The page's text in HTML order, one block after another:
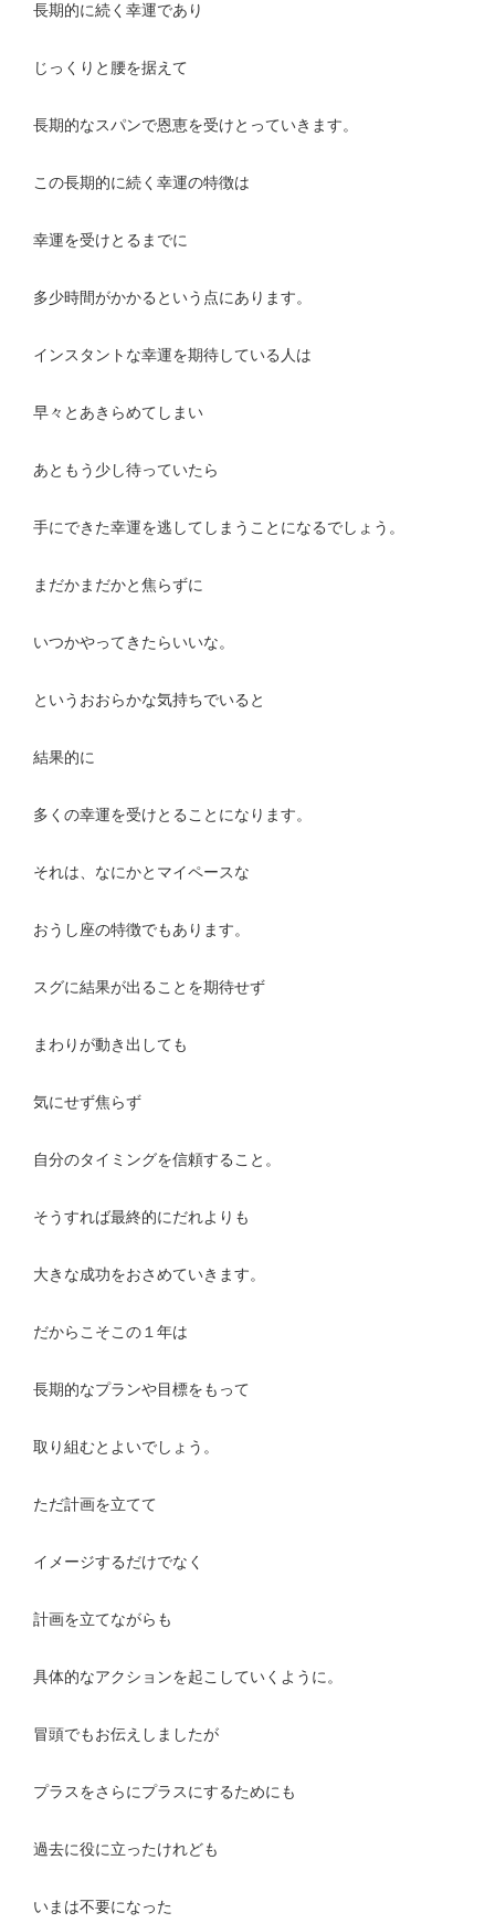
長期的に続く幸運であり
じっくりと腰を据えて
長期的なスパンで恩恵を受けとっていきます。
この長期的に続く幸運の特徴は
幸運を受けとるまでに
多少時間がかかるという点にあります。
インスタントな幸運を期待している人は
早々とあきらめてしまい
あともう少し待っていたら
手にできた幸運を逃してしまうことになるでしょう。
まだかまだかと焦らずに
いつかやってきたらいいな。
というおおらかな気持ちでいると
結果的に
多くの幸運を受けとることになります。
それは、なにかとマイペースな
おうし座の特徴でもあります。
スグに結果が出ることを期待せず
まわりが動き出しても
気にせず焦らず
自分のタイミングを信頼すること。
そうすれば最終的にだれよりも
大きな成功をおさめていきます。
だからこそこの１年は
長期的なプランや目標をもって
取り組むとよいでしょう。
ただ計画を立てて
イメージするだけでなく
計画を立てながらも
具体的なアクションを起こしていくように。
冒頭でもお伝えしましたが
プラスをさらにプラスにするためにも
過去に役に立ったけれども
いまは不要になった